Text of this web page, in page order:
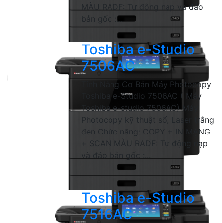
MÀU RADF: Tự động nạp và đảo
bản gốc :...
Toshiba e-Studio
7506AC
Tính Năng Cơ Bản Máy Photocopy
Toshiba e-Studio 7506AC ( Máy
Toshiba e-studio 7506AC) Máy
Photocopy kỹ thuật số, Laser trắng
đen Chức năng: COPY + IN MẠNG
+ SCAN MÀU RADF: Tự động nạp
và đảo bản gốc :...
Toshiba e-Studio
7516AC